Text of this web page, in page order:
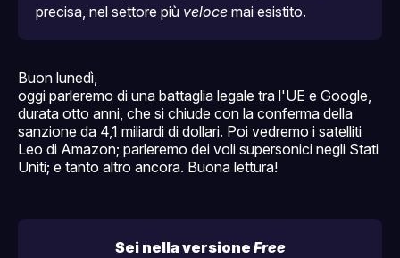
precisa, nel settore più veloce mai esistito.
Buon lunedì,
oggi parleremo di una battaglia legale tra l'UE e Google,
durata otto anni, che si chiude con la conferma della
sanzione da 4,1 miliardi di dollari. Poi vedremo i satelliti
Leo di Amazon; parleremo dei voli supersonici negli Stati
Uniti; e tanto altro ancora. Buona lettura!
Sei nella versione Free